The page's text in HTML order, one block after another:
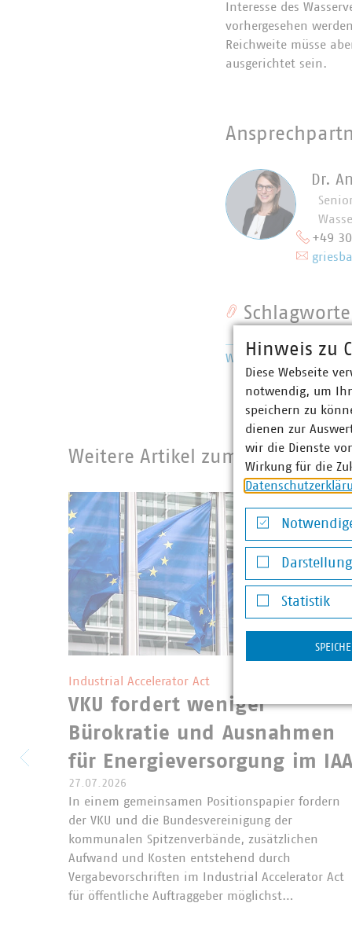
Interesse des
vorhergesehen
Reichweite müsse
ausgerichtet sein.
Dr.
+49
Schlagworte
Wasserversorgung
Weitere Artikel zum Recht
Industrial Accelerator Act
VKU fordert weniger
Bürokratie und Ausnahmen
für Energieversorgung im
27.07.2026
In einem gemeinsamen Positionspapier fordern
der VKU und die Bundesvereinigung der
kommunalen Spitzenverbände, zusätzlichen
Aufwand und Kosten entstehend durch
Vergabevorschriften im Industrial Accelerator Act
für öffentliche Auftraggeber möglichst…
Hinweis zu
Diese Webseite
notwendig, um
speichern zu
dienen zur
wir die Dienste
Wirkung für die
Notwendige
Darstellung
Statistik
Statistik